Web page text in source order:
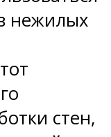
нежилых
стен,